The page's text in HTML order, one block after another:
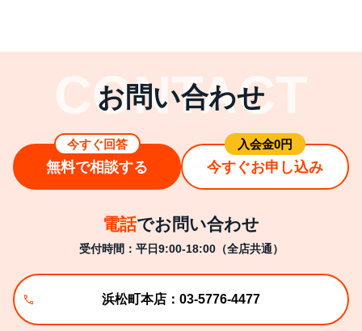
お問い合わせ
無料で相談する
今すぐ回答
今すぐお申し込み
⼊会⾦0円
電話でお問い合わせ
受付時間：平日9:00-18:00（全店共通）
浜松町本店：03-5776-4477